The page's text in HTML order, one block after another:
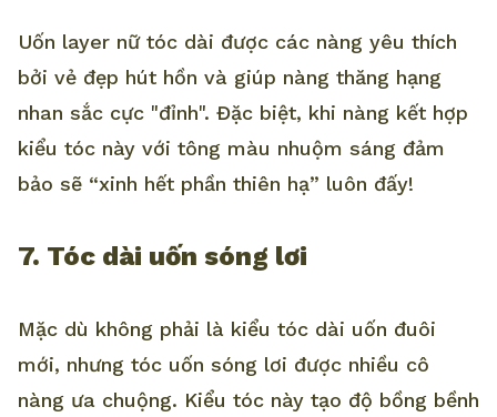
Uốn layer nữ tóc dài được các nàng yêu thích
bởi vẻ đẹp hút hồn và giúp nàng thăng hạng
nhan sắc cực "đỉnh". Đặc biệt, khi nàng kết hợp
kiểu tóc này với tông màu nhuộm sáng đảm
bảo sẽ “xinh hết phần thiên hạ” luôn đấy!
7. Tóc dài uốn sóng lơi
Mặc dù không phải là kiểu tóc dài uốn đuôi
mới, nhưng tóc uốn sóng lơi được nhiều cô
nàng ưa chuộng. Kiểu tóc này tạo độ bồng bềnh